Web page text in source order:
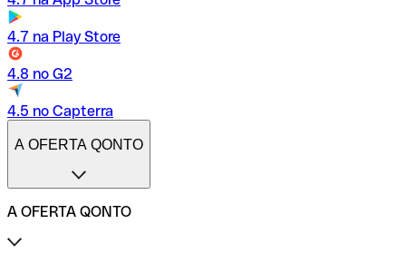
4.7 na Play Store
4.8 no G2
4.5 no Capterra
A OFERTA QONTO
A OFERTA QONTO